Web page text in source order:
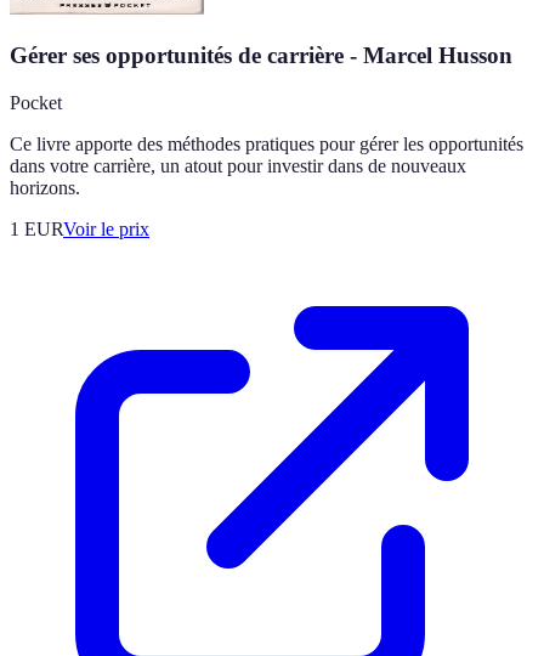
Gérer ses opportunités de carrière - Marcel Husson
Pocket
Ce livre apporte des méthodes pratiques pour gérer les opportunités
dans votre carrière, un atout pour investir dans de nouveaux
horizons.
1 EURVoir le prix